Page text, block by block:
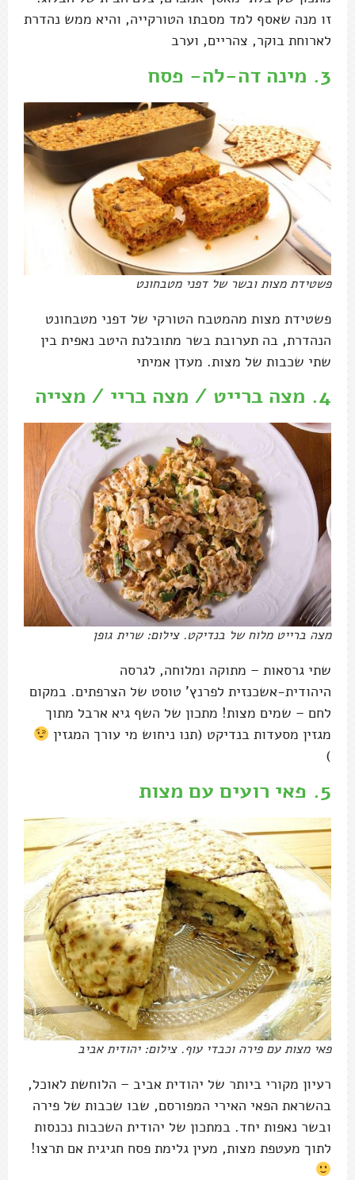
זו מנה שאסף למד מסבתו הטורקייה, והיא ממש נהדרת
לארוחת בוקר, צהריים, וערב
3. מינה דה-לה- פסח
פשטידת מצות ובשר של דפני מטבחונט
פשטידת מצות מהמטבח הטורקי של דפני מטבחונט
הנהדרת, בה תערובת בשר מתובלנת היטב נאפית בין
שתי שכבות של מצות. מעדן אמיתי
4. מצה ברייט / מצה בריי / מצייה
מצה ברייט מלוח של בנדיקט. צילום: שרית גופן
שתי גרסאות – מתוקה ומלוחה, לגרסה
היהודית-אשכנזית לפרנץ' טוסט של הצרפתים. במקום
לחם – שמים מצות! מתכון של השף גיא ארבל מתוך
מגזין מסעדות בנדיקט (תנו ניחוש מי עורך המגזין
)
5. פאי רועים עם מצות
פאי מצות עם פירה וכבדי עוף. צילום: יהודית אביב
רעיון מקורי ביותר של יהודית אביב – הלוחשת לאוכל,
בהשראת הפאי האירי המפורסם, שבו שכבות של פירה
ובשר נאפות יחד. במתכון של יהודית השכבות נכנסות
לתוך מעטפת מצות, מעין גלימת פסח חגיגית אם תרצו!